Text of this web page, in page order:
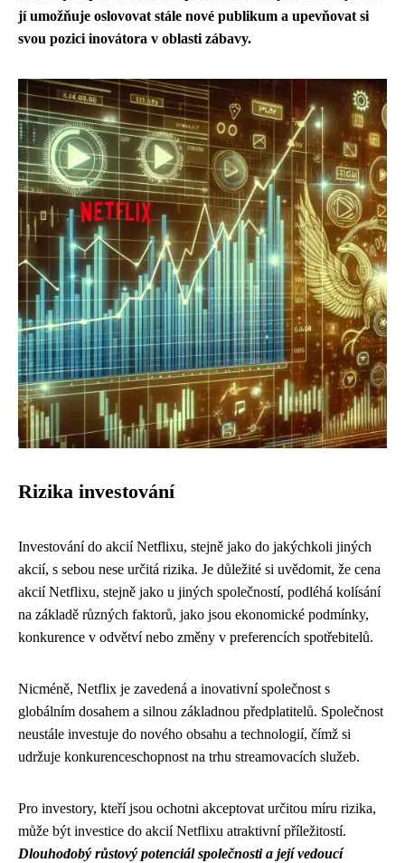
jí umožňuje oslovovat stále nové publikum a upevňovat si
svou pozici inovátora v oblasti zábavy.
Rizika investování
Investování do akcií Netflixu, stejně jako do jakýchkoli jiných
akcií, s sebou nese určitá rizika. Je důležité si uvědomit, že cena
akcií Netflixu, stejně jako u jiných společností, podléhá kolísání
na základě různých faktorů, jako jsou ekonomické podmínky,
konkurence v odvětví nebo změny v preferencích spotřebitelů.
Nicméně, Netflix je zavedená a inovativní společnost s
globálním dosahem a silnou základnou předplatitelů. Společnost
neustále investuje do nového obsahu a technologií, čímž si
udržuje konkurenceschopnost na trhu streamovacích služeb.
Pro investory, kteří jsou ochotni akceptovat určitou míru rizika,
může být investice do akcií Netflixu atraktivní příležitostí.
Dlouhodobý růstový potenciál společnosti a její vedoucí